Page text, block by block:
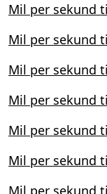
Mil per sekund
Mil per sekund
Mil per sekund
Mil per sekund
Mil per sekund
Mil per sekund
Mil per sekund